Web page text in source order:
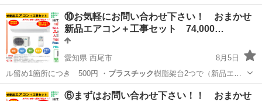
コン購入の…
愛知 名古屋市 便利屋 無料
⑩お気軽にお問い合わせ下さい！ おまかせ
新品エアコン＋工事セット 74,000…
愛知県 西尾市
8月5日
ル留め1箇所につき 500円 ・ プラスチック樹脂架台2つで（新品エア
コン購入の…
愛知 西尾市 その他 取り付け
⑥まずはお問い合わせ下さい！！ おまかせ